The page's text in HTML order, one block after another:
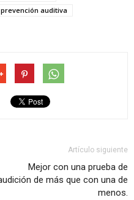
prevención auditiva
Artículo siguiente
Mejor con una prueba de
de más que con una de
menos.